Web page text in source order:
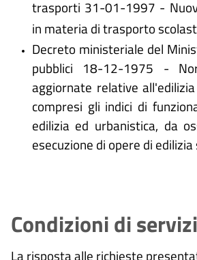
trasporti 31-01-1997 -
in materia di trasporto
Decreto ministeriale del
pubblici 18-12-1975 -
aggiornate relative
compresi gli indici di
edilizia ed urbanistica, da
esecuzione di opere di
Condizioni di
La risposta alle richieste